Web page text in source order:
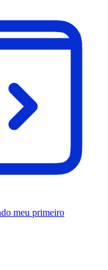
meu primeiro